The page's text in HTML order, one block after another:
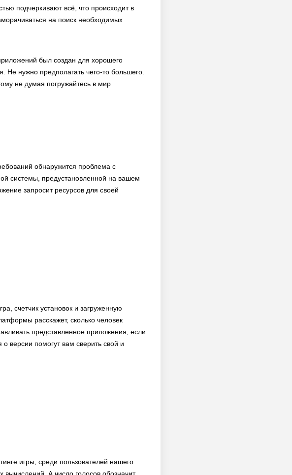
подчеркивают всё, что происходит в
на поиск необходимых
был создан для хорошего
Не нужно предполагать чего-то большего.
не думая погружайтесь в мир
обнаружится проблема с
системы, предустановленной на вашем
запросит ресурсов для своей
счетчик установок и загруженную
расскажет, сколько человек
представленное приложения, если
версии помогут вам сверить свой и
игры, среди пользователей нашего